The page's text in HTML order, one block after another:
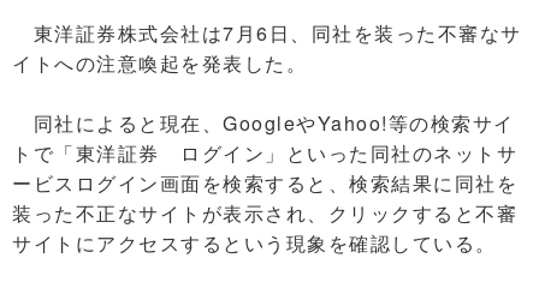
東洋証券株式会社は7月6日、同社を装った不審なサ
イトへの注意喚起を発表した。
同社によると現在、GoogleやYahoo!等の検索サイ
トで「東洋証券 ログイン」といった同社のネットサ
ービスログイン画面を検索すると、検索結果に同社を
装った不正なサイトが表示され、クリックすると不審
サイトにアクセスするという現象を確認している。